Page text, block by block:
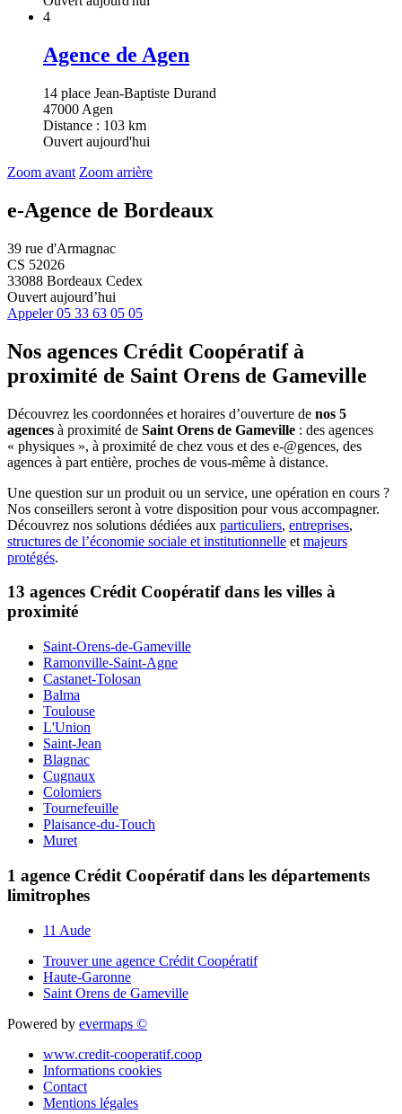
4
Agence de Agen
14 place Jean-Baptiste Durand
47000 Agen
Distance : 103 km
Ouvert aujourd'hui
Zoom avant Zoom arrière
e-Agence de Bordeaux
39 rue d'Armagnac
CS 52026
33088 Bordeaux Cedex
Ouvert aujourd’hui
Appeler 05 33 63 05 05
Nos agences Crédit Coopératifà
proximité de Saint Orens de Gameville
Découvrez les coordonnées et horaires d’ouverture de nos 5
agences à proximité de Saint Orens de Gameville : des agences
« physiques », à proximité de chez vous et des e-@gences, des
agences à part entière, proches de vous-même à distance.
Une question sur un produit ou un service, une opération en cours ?
Nos conseillers seront à votre disposition pour vous accompagner.
Découvrez nos solutions dédiées aux particuliers, entreprises,
structures de l’économie sociale et institutionnelle et majeurs
protégés.
13 agences Crédit Coopératif dans les villes à
proximité
Saint-Orens-de-Gameville
Ramonville-Saint-Agne
Castanet-Tolosan
Balma
Toulouse
L'Union
Saint-Jean
Blagnac
Cugnaux
Colomiers
Tournefeuille
Plaisance-du-Touch
Muret
1 agence Crédit Coopératif dans les départements
limitrophes
11 Aude
Trouver une agence Crédit Coopératif
Haute-Garonne
Saint Orens de Gameville
Powered by evermaps ©
www.credit-cooperatif.coop
Informations cookies
Contact
Mentions légales